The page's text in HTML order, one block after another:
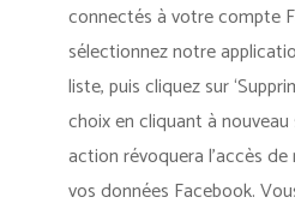
connectés à votre compte
sélectionnez notre
liste, puis cliquez sur
choix en cliquant à nouveau
action révoquera l’accès
vos données Facebook.